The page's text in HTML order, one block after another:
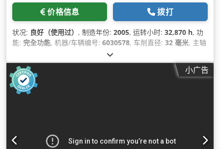
价格信息 拨打
状况: 良好（使用过） , 制造年份: 2005, 运转小时: 32,870 h, 功
能: 完全功能, 机器/车辆编号: 6030578, 车削直径: 32 毫米, 主轴
, 棒材直径（最大）:
小广告